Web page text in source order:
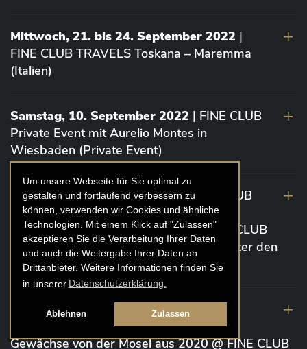
Um unsere Webseite für Sie optimal zu
gestalten und fortlaufend verbessern zu
können, verwenden wir Cookies und ähnliche
Technologien. Mit einem Klick auf "Zulassen"
akzeptieren Sie die Verarbeitung Ihrer Daten
und auch die Weitergabe Ihrer Daten an
Drittanbieter. Weitere Informationen finden Sie
in unserer Datenschutzerklärung.
Ablehnen Zulassen
Mittwoch, 21. bis 24. September 2022 |
FINE CLUB TRAVELS Toskana – Maremma
(Italien)
Samstag, 10. September 2022 | FINE CLUB
Private Event mit Aurelio Montes in
Wiesbaden (Private Event)
Dienstag 6. September 2022 | FINE CLUB
Event „Die glorreichen 7” Bordeaux von
Vignoble Comtes von Neipperg @ FINE CLUB
CLUBHOUSE Ex Château / EINSTEIN Unter den
Linden (Berlin)
19. August 2022
| FINE CLUB Academy
Caviar „Die glorreichen 7“ Riesling Große
Gewächse von der Mosel aus 2020 @ FINE CLUB